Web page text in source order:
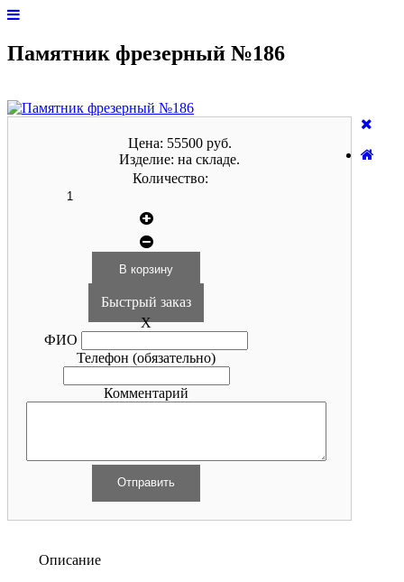
Памятник фрезерный №186
Цена: 55500 руб.
Изделие: на складе.
Количество:
Быстрый заказ
X
ФИО
Телефон (обязательно)
Комментарий
Описание